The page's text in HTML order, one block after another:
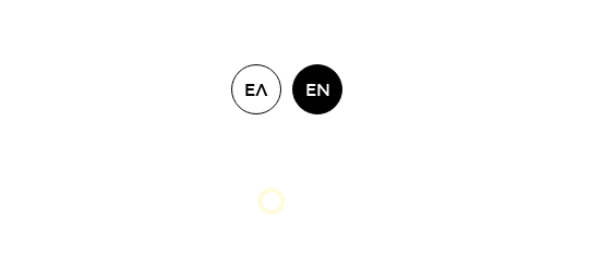
ΕΛ EN